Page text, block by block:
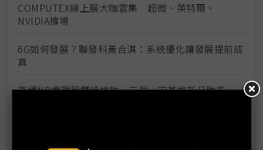
COMPUTEX線上展大咖雲集 超微、英特爾、
NVIDIA撐場
6G如何發展？聯發科黃合淇：系統優化讓發展提前成
真
高通NB處理器雙線搶攻 三星、宏碁推新品助拳
InnoVEX：疫情下新創團隊發展可能性擴大